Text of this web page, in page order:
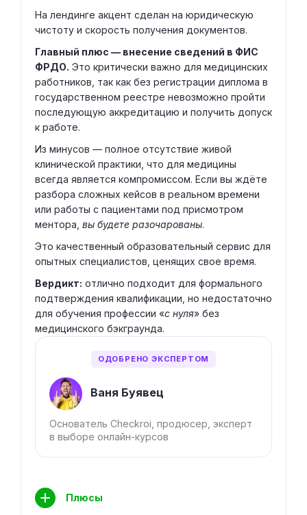
На лендинге акцент сделан на юридическую
чистоту и скорость получения документов.
Главный плюс — внесение сведений в ФИС
ФРДО. Это критически важно для медицинских
работников, так как без регистрации диплома в
государственном реестре невозможно пройти
последующую аккредитацию и получить допуск
к работе.
Из минусов — полное отсутствие живой
клинической практики, что для медицины
всегда является компромиссом. Если вы ждёте
разбора сложных кейсов в реальном времени
или работы с пациентами под присмотром
ментора, вы будете разочарованы.
Это качественный образовательный сервис для
опытных специалистов, ценящих свое время.
Вердикт: отлично подходит для формального
подтверждения квалификации, но недостаточно
для обучения профессии «с нуля» без
медицинского бэкграунда.
ОДОБРЕНО ЭКСПЕРТОМ
Ваня Буявец
Основатель Checkroi, продюсер, эксперт
в выборе онлайн-курсов
Плюсы